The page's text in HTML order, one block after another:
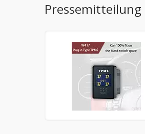
Pressemitteilung